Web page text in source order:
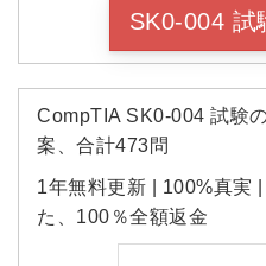
SK0-004 試
CompTIA SK0-004 試験
案、合計473問
1年無料更新 | 100%真実
た、100％全額返金